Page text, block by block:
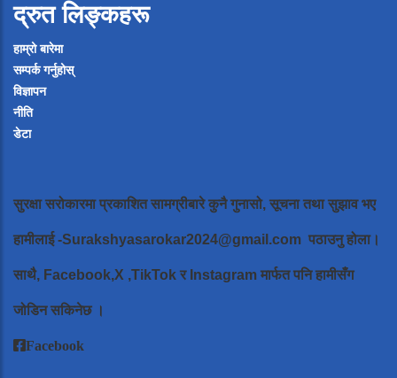
द्रुत लिङ्कहरू
हाम्रो बारेमा
सम्पर्क गर्नुहोस्
विज्ञापन
नीति
डेटा
सुरक्षा सरोकारमा प्रकाशित सामग्रीबारे कुनै गुनासो, सूचना तथा सुझाव भए
हामीलाई-Surakshyasarokar2024@gmail.com पठाउनु होला।
साथै, Facebook,X ,TikTok र Instagram मार्फत पनि हामीसँग
जोडिन सकिनेछ ।
Facebook